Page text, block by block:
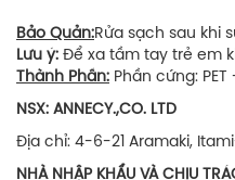
Bảo Quản:Rửa sạch sau khi
Lưu ý: Để xa tầm tay trẻ em
Thành Phần: Phần cứng:
NSX: ANNECY.,CO. LTD
Địa chỉ: 4-6-21 Aramaki,
NHÀ NHẬP KHẨU VÀ CHỊU